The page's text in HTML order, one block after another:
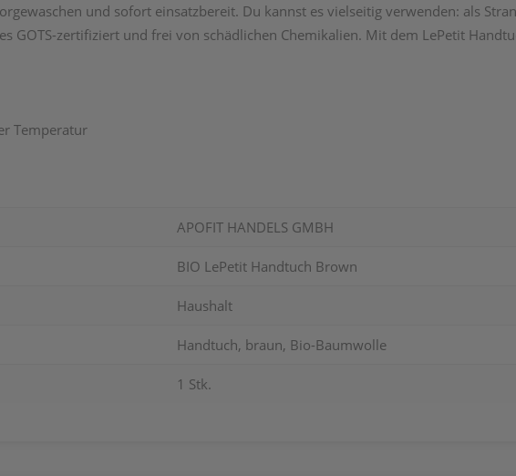
und sofort einsatzbereit. Du kannst es vielseitig verwenden: als
GOTS-zertifiziert und frei von schädlichen Chemikalien. Mit dem LePetit
Temperatur
APOFIT HANDELS GMBH
BIO LePetit Handtuch Brown
Haushalt
Handtuch, braun, Bio-Baumwolle
1 Stk.